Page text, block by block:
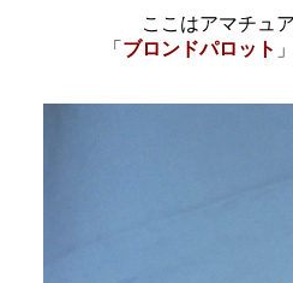
ここはアマチュ
「 ブロンドパロット